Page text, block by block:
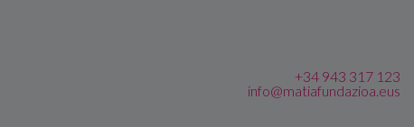
+34 943 317 123
info@matiafundazioa.eus